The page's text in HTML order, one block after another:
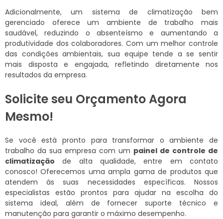
Adicionalmente, um sistema de climatização bem
gerenciado oferece um ambiente de trabalho mais
saudável, reduzindo o absenteísmo e aumentando a
produtividade dos colaboradores. Com um melhor controle
das condições ambientais, sua equipe tende a se sentir
mais disposta e engajada, refletindo diretamente nos
resultados da empresa.
Solicite seu Orçamento Agora
Mesmo!
Se você está pronto para transformar o ambiente de
trabalho da sua empresa com um painel de controle de
climatização de alta qualidade, entre em contato
conosco! Oferecemos uma ampla gama de produtos que
atendem às suas necessidades específicas. Nossos
especialistas estão prontos para ajudar na escolha do
sistema ideal, além de fornecer suporte técnico e
manutenção para garantir o máximo desempenho.